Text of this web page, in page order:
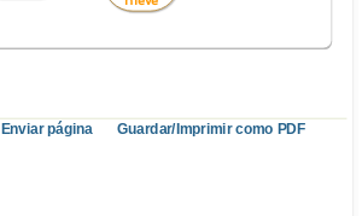
Enviar página Guardar/Imprimir como PDF